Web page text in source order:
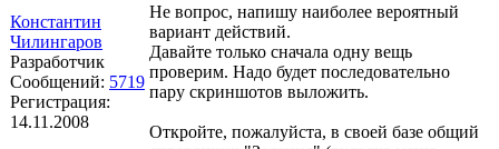
Константин
Чилингаров
Разработчик
Сообщений: 5719
Регистрация:
14.11.2008
Не вопрос, напишу наиболее вероятный
вариант действий.
Давайте только сначала одну вещь
проверим. Надо будет последовательно
пару скриншотов выложить.
Откройте, пожалуйста, в своей базе общий